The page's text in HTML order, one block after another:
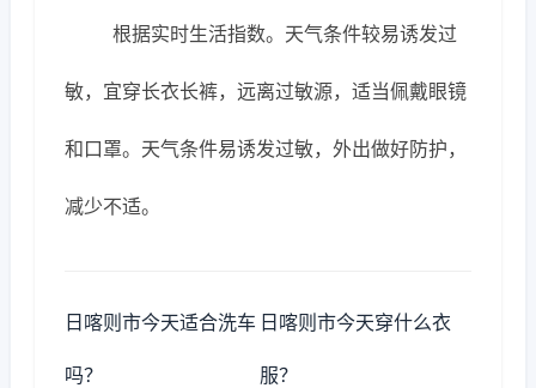
根据实时生活指数。天气条件较易诱发过
敏，宜穿长衣长裤，远离过敏源，适当佩戴眼镜
和口罩。天气条件易诱发过敏，外出做好防护，
减少不适。
日喀则市今天适合洗车
吗？
日喀则市今天穿什么衣
服？